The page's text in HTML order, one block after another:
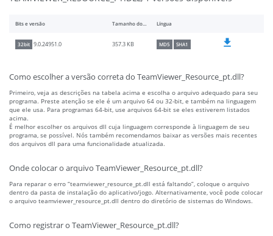
Bits e versão Tamanho do arquivo Língua
32bit 9.0.24951.0 357.3 KB MD5 SHA1
Como escolher a versão correta do TeamViewer_Resource_pt.dll?
Primeiro, veja as descrições na tabela acima e escolha o arquivo adequado para seu
programa. Preste atenção se ele é um arquivo 64 ou 32-bit, e também na linguagem
que ele usa. Para programas 64-bit, use arquivos 64-bit se eles estiverem listados
acima.
É melhor escolher os arquivos dll cuja linguagem corresponde à linguagem de seu
programa, se possível. Nós também recomendamos baixar as versões mais recentes
dos arquivos dll para uma funcionalidade atualizada.
Onde colocar o arquivo TeamViewer_Resource_pt.dll?
Para reparar o erro “teamviewer_resource_pt.dll está faltando”, coloque o arquivo
dentro da pasta de instalação do aplicativo/jogo. Alternativamente, você pode colocar
o arquivo teamviewer_resource_pt.dll dentro do diretório de sistemas do Windows.
Como registrar o TeamViewer_Resource_pt.dll?